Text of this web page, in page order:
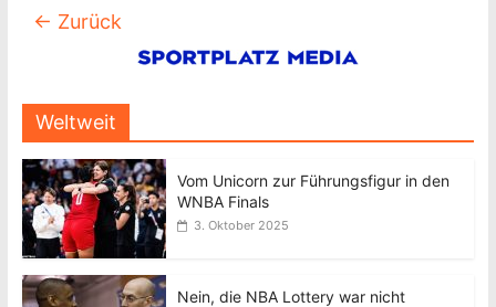
← Zurück
Weltweit
Vom Unicorn zur Führungsfigur in den
WNBA Finals
3. Oktober 2025
Nein, die NBA Lottery war nicht